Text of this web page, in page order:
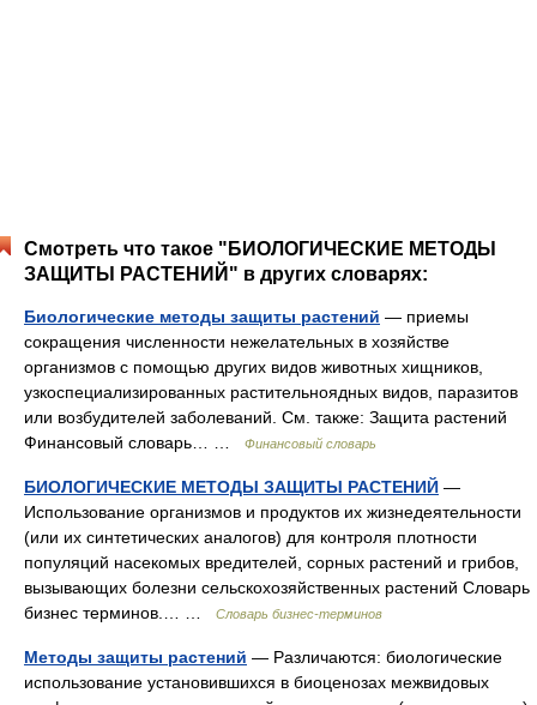
Смотреть что такое "БИОЛОГИЧЕСКИЕ МЕТОДЫ
ЗАЩИТЫ РАСТЕНИЙ" в других словарях:
Биологические методы защиты растений — приемы
сокращения численности нежелательных в хозяйстве
организмов с помощью других видов животных хищников,
узкоспециализированных растительноядных видов, паразитов
или возбудителей заболеваний. См. также: Защита растений
Финансовый словарь… …
Финансовый словарь
БИОЛОГИЧЕСКИЕ МЕТОДЫ ЗАЩИТЫ РАСТЕНИЙ —
Использование организмов и продуктов их жизнедеятельности
(или их синтетических аналогов) для контроля плотности
популяций насекомых вредителей, сорных растений и грибов,
вызывающих болезни сельскохозяйственных растений Словарь
бизнес терминов.… …
Словарь бизнес-терминов
Методы защиты растений — Различаются: биологические
использование установившихся в биоценозах межвидовых